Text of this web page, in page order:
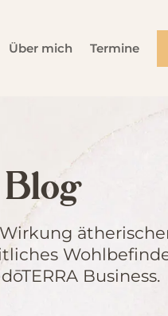
Über mich Termine
Business.